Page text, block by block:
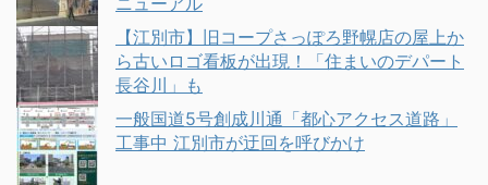
【江別市】旧コープさっぽろ野幌店の屋上か
ら古いロゴ看板が出現！「住まいのデパート
長谷川」も
一般国道5号創成川通「都心アクセス道路」
工事中 江別市が迂回を呼びかけ